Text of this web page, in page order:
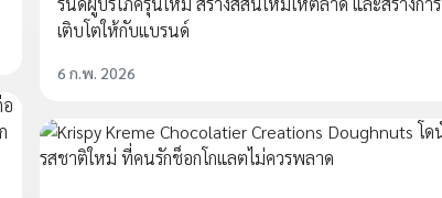
เติบโตให้กับแบรนด์
6 ก.พ. 2026